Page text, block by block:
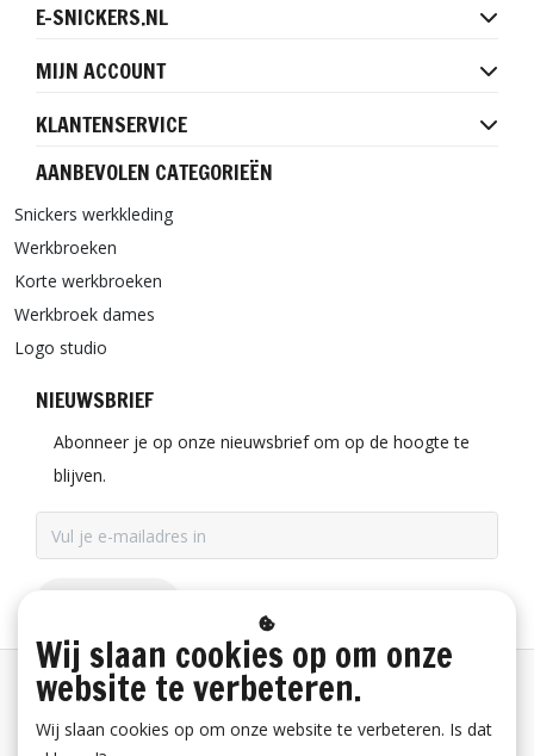
E-SNICKERS.NL
MIJN ACCOUNT
KLANTENSERVICE
AANBEVOLEN CATEGORIEËN
Snickers werkkleding
Werkbroeken
Korte werkbroeken
Werkbroek dames
Logo studio
NIEUWSBRIEF
Abonneer je op onze nieuwsbrief om op de hoogte te
blijven.
Betaalinformatie
Wij slaan cookies op om onze
website te verbeteren.
Wij slaan cookies op om onze website te verbeteren. Is dat